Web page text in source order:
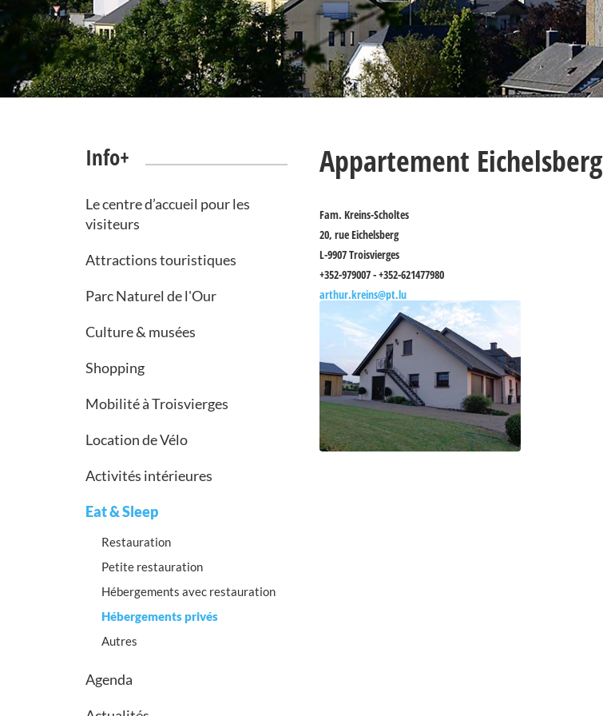
Info+
Le centre d’accueil pour les
visiteurs
Attractions touristiques
Parc Naturel de l'Our
Culture & musées
Shopping
Mobilité à Troisvierges
Location de Vélo
Activités intérieures
Eat & Sleep
Restauration
Petite restauration
Hébergements avec restauration
Hébergements privés
Autres
Agenda
Appartement Eichelsberg
Fam. Kreins-Scholtes
20, rue Eichelsberg
L-9907 Troisvierges
+352-979007 - +352-621477980
arthur.kreins@pt.lu